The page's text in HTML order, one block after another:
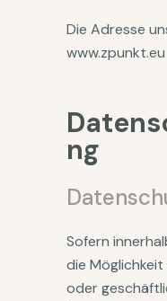
Die Adresse
www.zpunkt.eu
ng‍
Sofern
die
oder